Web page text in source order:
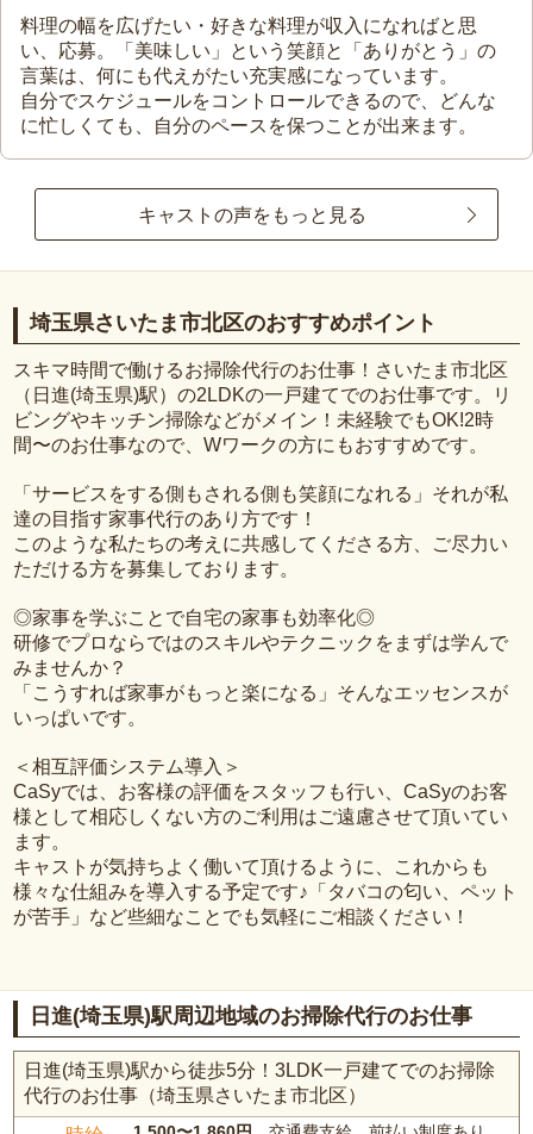
料理の幅を広げたい・好きな料理が収入になればと思
い、応募。「美味しい」という笑顔と「ありがとう」の
言葉は、何にも代えがたい充実感になっています。
自分でスケジュールをコントロールできるので、どんな
に忙しくても、自分のペースを保つことが出来ます。
キャストの声をもっと見る
埼玉県さいたま市北区のおすすめポイント
スキマ時間で働けるお掃除代行のお仕事！さいたま市北区
（日進(埼玉県)駅）の2LDKの一戸建てでのお仕事です。リ
ビングやキッチン掃除などがメイン！未経験でもOK!2時
間〜のお仕事なので、Wワークの方にもおすすめです。
「サービスをする側もされる側も笑顔になれる」それが私
達の目指す家事代行のあり方です！
このような私たちの考えに共感してくださる方、ご尽力い
ただける方を募集しております。
◎家事を学ぶことで自宅の家事も効率化◎
研修でプロならではのスキルやテクニックをまずは学んで
みませんか？
「こうすれば家事がもっと楽になる」そんなエッセンスが
いっぱいです。
＜相互評価システム導入＞
CaSyでは、お客様の評価をスタッフも行い、CaSyのお客
様として相応しくない方のご利用はご遠慮させて頂いてい
ます。
キャストが気持ちよく働いて頂けるように、これからも
様々な仕組みを導入する予定です♪「タバコの匂い、ペット
が苦手」など些細なことでも気軽にご相談ください！
日進(埼玉県)駅周辺地域のお掃除代行のお仕事
日進(埼玉県)駅から徒歩5分！3LDK一戸建てでのお掃除
代行のお仕事（埼玉県さいたま市北区）